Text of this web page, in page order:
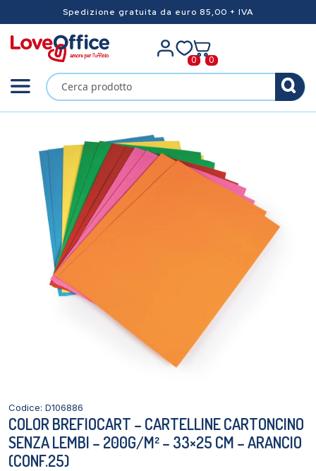
Spedizione gratuita da euro 85,00 + IVA
0 0
Codice: D106886
COLOR BREFIOCART – CARTELLINE CARTONCINO
SENZA LEMBI – 200G/M² – 33×25 CM – ARANCIO
(CONF.25)